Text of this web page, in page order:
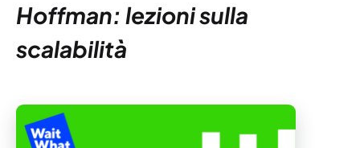
Hoffman: lezioni sulla
scalabilità